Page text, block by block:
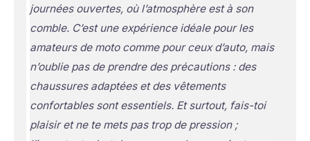
journées ouvertes, où l’atmosphère est à son
comble. C’est une expérience idéale pour les
amateurs de moto comme pour ceux d’auto, mais
n’oublie pas de prendre des précautions : des
chaussures adaptées et des vêtements
confortables sont essentiels. Et surtout, fais-toi
plaisir et ne te mets pas trop de pression ;